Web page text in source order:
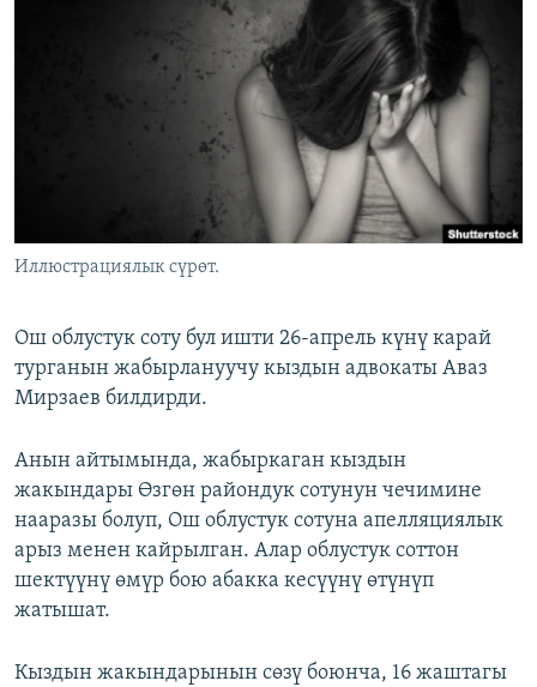
ЫҢГАЙСЫЗ СУРООЛОР
Иллюстрациялык сүрөт.
Ош облустук соту бул ишти 26-апрель күнү карай
турганын жабырлануучу кыздын адвокаты Аваз
Мирзаев билдирди.
Анын айтымында, жабыркаган кыздын
жакындары Өзгөн райондук сотунун чечимине
нааразы болуп, Ош облустук сотуна апелляциялык
арыз менен кайрылган. Алар облустук соттон
шектүүнү өмүр бою абакка кесүүнү өтүнүп
жатышат.
Кыздын жакындарынын сөзү боюнча, 16 жаштагы